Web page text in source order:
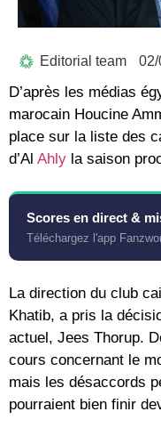
Editorial team
D’après les médias
marocain Houcine
place sur la liste des
d’Al Ahly la saison
Scores en direct &
Téléchargez l'app
La direction du club
Khatib, a pris la
actuel, Jees Thorup.
cours concernant le
mais les désaccords
pourraient bien finir